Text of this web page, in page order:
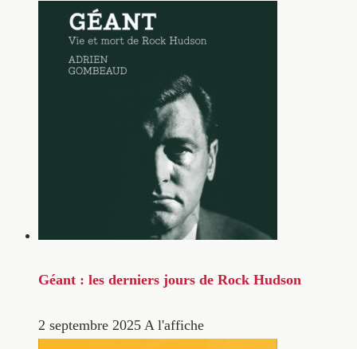
Géant : les derniers jours de Rock Hudson
2 septembre 2025 A l'affiche